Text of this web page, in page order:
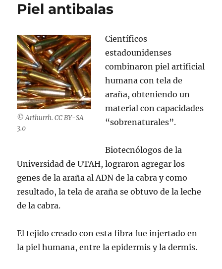
Acné
Casero
Piel antibalas
© Arthurrh. CC BY-SA
3.0
Científicos
estadounidenses
combinaron piel artificial
humana con tela de
araña, obteniendo un
material con capacidades
“sobrenaturales”.
Biotecnólogos de la
Universidad de UTAH, lograron agregar los
genes de la araña al ADN de la cabra y como
resultado, la tela de araña se obtuvo de la leche
de la cabra.
El tejido creado con esta fibra fue injertado en
la piel humana, entre la epidermis y la dermis.